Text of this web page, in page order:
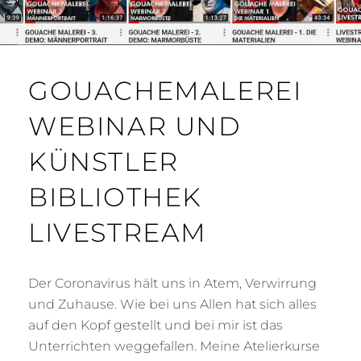
GOUACHEMALEREI
WEBINAR UND
KÜNSTLER
BIBLIOTHEK
LIVESTREAM
Der Coronavirus hält uns in Atem, Verwirrung
und Zuhause. Wie bei uns Allen hat sich alles
auf den Kopf gestellt und bei mir ist das
Unterrichten weggefallen. Meine Atelierkurse